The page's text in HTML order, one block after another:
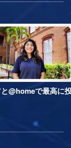
@homeで最高に